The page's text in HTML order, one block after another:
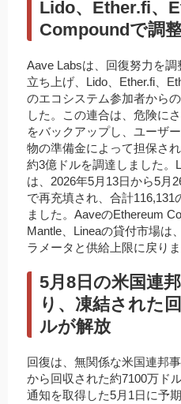
Lido、Ether.fi、
Compoundで調
Aave Labsは、回復努力を
立ち上げ、Lido、Ether.fi、
のエコシステム参加者から
した。この連合は、危険に
をバックアップし、ユーザ
物の準備金によって担保さ
約3億ドルを調達しました。
は、2026年5月13日から5月
で再充填され、合計
ました。AaveのEthereum
Mantle、Lineaの貸付市場は
ラメータと供給上限に戻りま
5月8日の米国連
り、凍結された
ルが解放
回復は、無関係な米国連邦
から回収された約7100万ド
通知を取得した5月1日に予